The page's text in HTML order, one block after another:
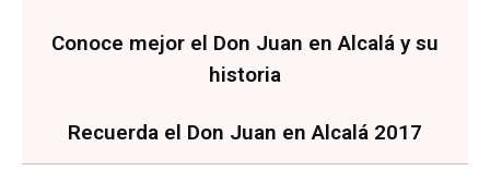
Conoce mejor el Don Juan en Alcalá y su
historia
Recuerda el Don Juan en Alcalá 2017